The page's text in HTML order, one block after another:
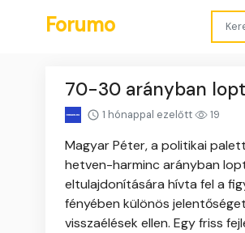
Forumo
70-30 arányban
1 hónappal ezelőtt 19
Magyar Péter, a politikai
hetven-harminc arányban
eltulajdonítására hívta fel a
fényében különös
visszaélések ellen. Egy friss